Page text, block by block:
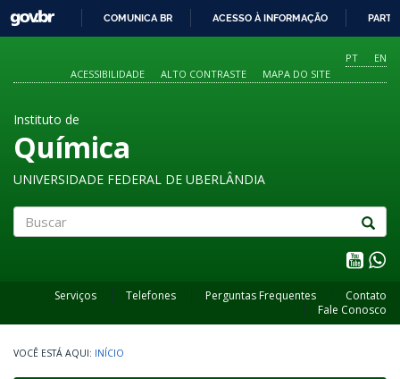
O
CONTEÚDO
GOVBR
COMUNICA BR ACESSO À INFORMAÇÃO
PT
EN
ACESSIBILIDADE
ALTO CONTRASTE MAPA DO SITE
Instituto de
Química
UNIVERSIDADE FEDERAL DE UBERLÂNDIA
Serviços Telefones Perguntas Frequentes
Contato
Fale Conosco
INÍCIO